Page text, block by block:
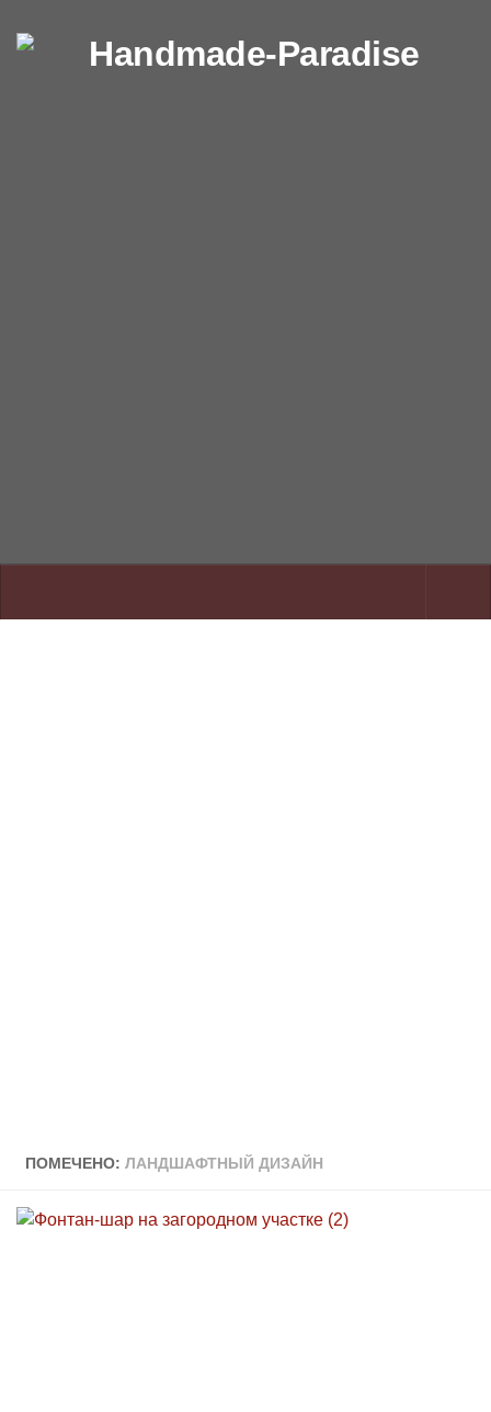
Перейти к содержимому
ПОМЕЧЕНО: ЛАНДШАФТНЫЙ ДИЗАЙН